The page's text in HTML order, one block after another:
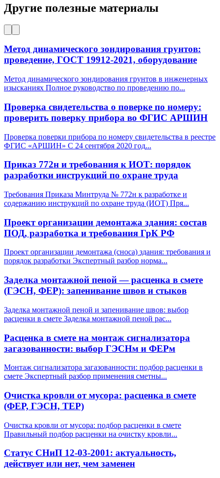
Другие полезные материалы
Метод динамического зондирования грунтов:
проведение, ГОСТ 19912-2021, оборудование
Метод динамического зондирования грунтов в инженерных
изысканиях Полное руководство по проведению по...
Проверка свидетельства о поверке по номеру:
проверить поверку прибора во ФГИС АРШИН
Проверка поверки прибора по номеру свидетельства в реестре
ФГИС «АРШИН» С 24 сентября 2020 год...
Приказ 772н и требования к ИОТ: порядок
разработки инструкций по охране труда
Требования Приказа Минтруда № 772н к разработке и
содержанию инструкций по охране труда (ИОТ) Пря...
Проект организации демонтажа здания: состав
ПОД, разработка и требования ГрК РФ
Проект организации демонтажа (сноса) здания: требования и
порядок разработки Экспертный разбор норма...
Заделка монтажной пеной — расценка в смете
(ГЭСН, ФЕР): запенивание швов и стыков
Заделка монтажной пеной и запенивание швов: выбор
расценки в смете Заделка монтажной пеной рас...
Расценка в смете на монтаж сигнализатора
загазованности: выбор ГЭСНм и ФЕРм
Монтаж сигнализатора загазованности: подбор расценки в
смете Экспертный разбор применения сметны...
Очистка кровли от мусора: расценка в смете
(ФЕР, ГЭСН, ТЕР)
Очистка кровли от мусора: подбор расценки в смете
Правильный подбор расценки на очистку кровли...
Статус СНиП 12-03-2001: актуальность,
действует или нет, чем заменен